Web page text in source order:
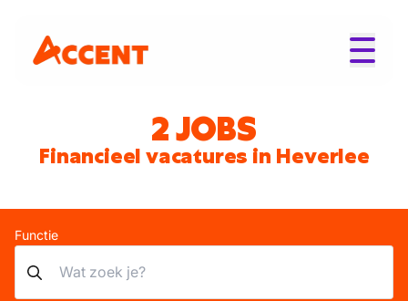
2 JOBS
Financieel vacatures in Heverlee
Functie